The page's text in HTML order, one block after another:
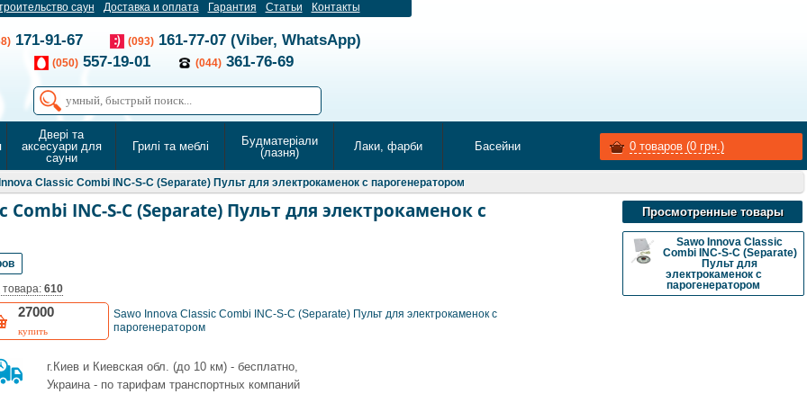
саун Доставка и оплата Гарантия Статьи Контакты
171-91-67 (093) 161-77-07 (Viber, WhatsApp)
(050) 557-19-01 (044) 361-76-69
Двері та
аксесуари для
сауни
Грилі та меблі
Будматеріали
(лазня)
Лаки, фарби Басейни 0 товаров (0 грн.)
Classic Combi INC-S-C (Separate) Пульт для электрокаменок с парогенератором
Combi INC-S-C (Separate) Пульт для электрокаменок с
товара: 610
27000
купить
Sawo Innova Classic Combi INC-S-C (Separate) Пульт для электрокаменок с
парогенератором
г.Киев и Киевская обл. (до 10 км) - бесплатно,
Украина - по тарифам транспортных компаний
Просмотренные товары
Sawo Innova Classic
Combi INC-S-C (Separate)
Пульт для
электрокаменок с
парогенератором